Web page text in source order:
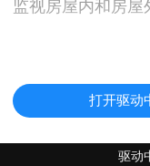
监视房屋内和房屋
打开驱动
驱动